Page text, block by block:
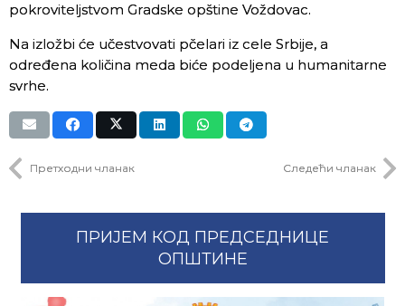
pokroviteljstvom Grаdske opštine Voždovаc.
Nа izložbi će učestvovаti pčelаri iz cele Srbije, а
određenа količinа medа biće podeljenа u humаnitаrne
svrhe.
Претходни чланак Следећи чланак
ПРИЈЕМ КОД ПРЕДСЕДНИЦЕ
ОПШТИНЕ